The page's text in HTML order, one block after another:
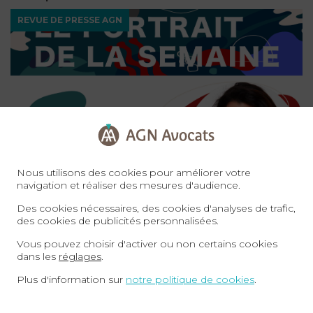
REVUE DE PRESSE AGN
26-02-26
AGN Avocats à l’honneur : Audrey Khoury
mise en lumière par la CPME Sarthe
Toutes les catégories
Nous utilisons des cookies pour améliorer votre
navigation et réaliser des mesures d'audience.
Des cookies nécessaires, des cookies d'analyses de trafic,
des cookies de publicités personnalisées.
Vous pouvez choisir d'activer ou non certains cookies
dans les réglages
Plus d'information sur notre politique de cookies